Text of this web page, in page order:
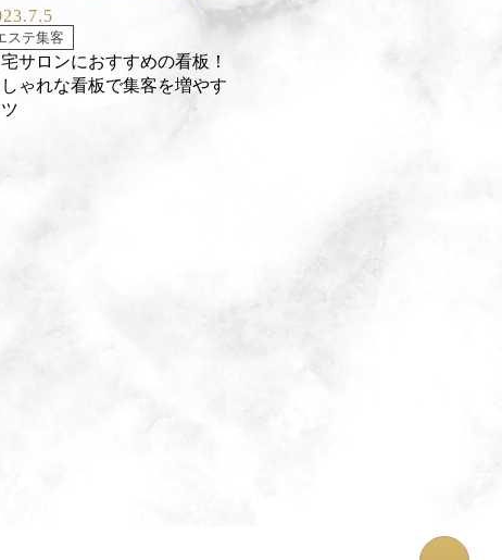
ステ集客
サロンにおすすめの看板！
ゃれな看板で集客を増やす